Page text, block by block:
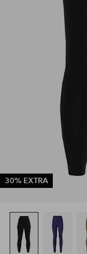
30% EXTRA